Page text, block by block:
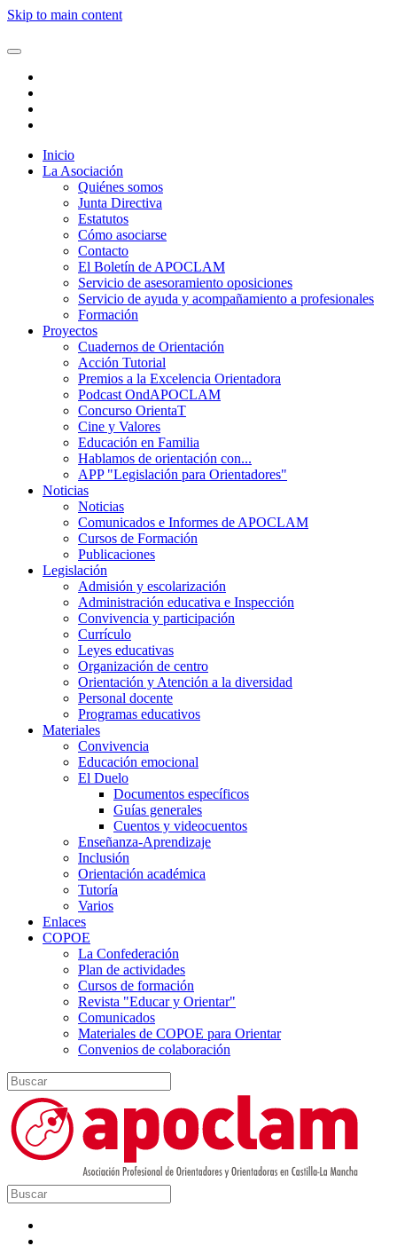
Skip to main content
Inicio
La Asociación
Quiénes somos
Junta Directiva
Estatutos
Cómo asociarse
Contacto
El Boletín de APOCLAM
Servicio de asesoramiento oposiciones
Servicio de ayuda y acompañamiento a profesionales
Formación
Proyectos
Cuadernos de Orientación
Acción Tutorial
Premios a la Excelencia Orientadora
Podcast OndAPOCLAM
Concurso OrientaT
Cine y Valores
Educación en Familia
Hablamos de orientación con...
APP "Legislación para Orientadores"
Noticias
Noticias
Comunicados e Informes de APOCLAM
Cursos de Formación
Publicaciones
Legislación
Admisión y escolarización
Administración educativa e Inspección
Convivencia y participación
Currículo
Leyes educativas
Organización de centro
Orientación y Atención a la diversidad
Personal docente
Programas educativos
Materiales
Convivencia
Educación emocional
El Duelo
Documentos específicos
Guías generales
Cuentos y videocuentos
Enseñanza-Aprendizaje
Inclusión
Orientación académica
Tutoría
Varios
Enlaces
COPOE
La Confederación
Plan de actividades
Cursos de formación
Revista "Educar y Orientar"
Comunicados
Materiales de COPOE para Orientar
Convenios de colaboración